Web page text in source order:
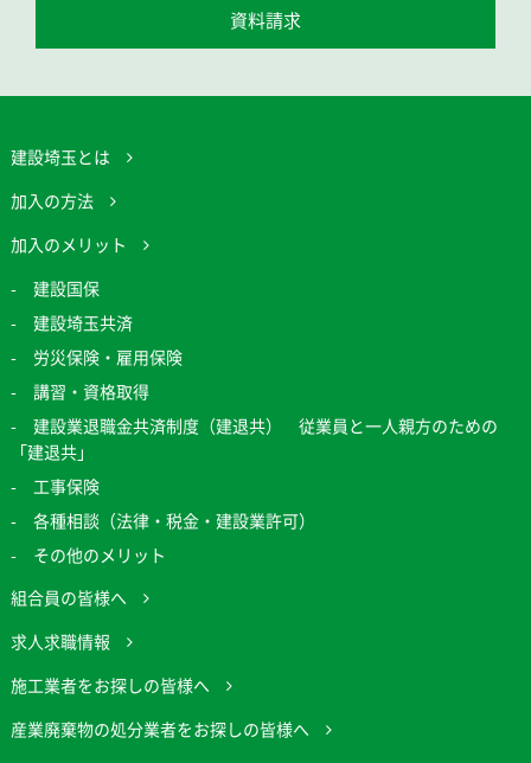
資料請求
建設埼玉とは
加入の方法
加入のメリット
建設国保
建設埼玉共済
労災保険・雇用保険
講習・資格取得
建設業退職金共済制度（建退共） 従業員と一人親方のための
「建退共」
工事保険
各種相談（法律・税金・建設業許可）
その他のメリット
組合員の皆様へ
求人求職情報
施工業者をお探しの皆様へ
産業廃棄物の処分業者をお探しの皆様へ